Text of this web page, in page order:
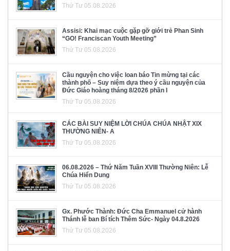
Thứ Tư 05.08.2026
Assisi: Khai mạc cuộc gặp gỡ giới trẻ Phan Sinh
“GO! Franciscan Youth Meeting”
Thứ Tư 05.08.2026
Cầu nguyện cho việc loan báo Tin mừng tại các
thành phố – Suy niệm dựa theo ý cầu nguyện của
Đức Giáo hoàng tháng 8/2026 phần I
Thứ Tư 05.08.2026
CÁC BÀI SUY NIỆM LỜI CHÚA CHÚA NHẬT XIX
THƯỜNG NIÊN- A
Thứ Tư 05.08.2026
06.08.2026 – Thứ Năm Tuần XVIII Thường Niên: Lễ
Chúa Hiển Dung
Thứ Tư 05.08.2026
Gx. Phước Thành: Đức Cha Emmanuel cử hành
Thánh lễ ban Bí tích Thêm Sức- Ngày 04.8.2026
Thứ Tư 05.08.2026